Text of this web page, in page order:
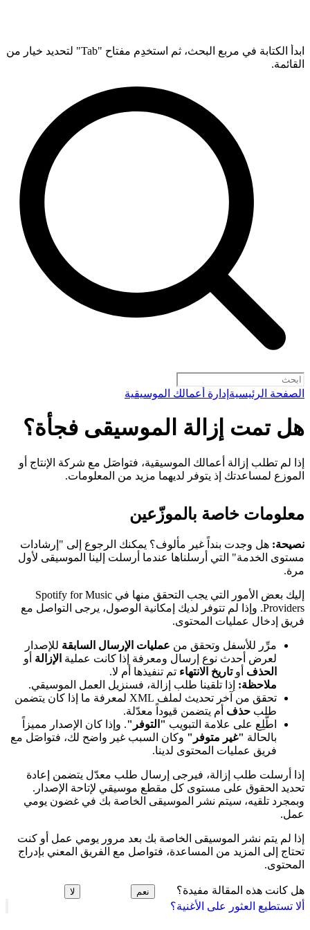
ابدأ الكتابة في مربع البحث، ثم استخدِم مفتاح "Tab" لتحديد خيار من
القائمة.
الصفحة الرئيسية إدارة أعمالك الموسيقية
ألا تستطيع العثور على الأغنية؟
هل تمت إزالة الموسيقى فجأة؟
إذا لم تطلب إزالة أعمالك الموسيقية، فتواصَل مع شركة الإنتاج أو
الموزع لمساعدتك إذ يتوفر لديهما مزيد من المعلومات.
معلومات خاصة بالموزّعين
نصيحة: هل وجدت بنداً غير مألوف؟ يمكنك الرجوع إلى "إرشادات
مستوى الخدمة" التي أرسلناها عندما أرسلت إلينا الموسيقى لأول
مرة.
إليك بعض الأمور التي يجب التحقق منها في Spotify for Music
Providers. وإذا لم تتوفر لديك إمكانية الوصول، يرجى التواصل مع
فريق إدخال عمليات المحتوى.
مرِّر للأسفل وتحقق من عمليات الإرسال السابقة للإصدار
لعرض أحدث نوع إرسال ومعرفة إذا كانت عملية الإزالة أو
الحذف أوتاريخ الانتهاء تم تنفيذها أم لا.
ملاحظة: إذا تلقينا طلب إزالة، فسنزيل العمل الموسيقي.
تحقق من آخر تحديث لملف XML لمعرفة ما إذا كان يتضمن
طلب حذف أم يتضمن قيوداً معدّلة.
اطَّلِع على علامة التبويب "التوفر". وإذا كان الإصدار مميزاً
بالحالة "غير متوفر" وكان السبب غير واضح لك، فتواصَل مع
فريق عمليات المحتوى لدينا.
إذا أرسلت طلب إزالة، فيرجى إرسال طلب معدّل يتضمن إعادة
تحديد الحقوق على مستوى كل مقطع موسيقي لإتاحة الإصدار.
وبمجرد تلقيه، سيتم نشر الموسيقى الخاصة بك في غضون يومي
عمل.
إذا لم يتم نشر الموسيقى الخاصة بك بعد مرور يومي عمل أو كنت
تحتاج إلى المزيد من المساعدة، فتواصل مع الفريق المعني بإدراج
المحتوى.
هل كانت هذه المقالة مفيدة؟ نعم لا